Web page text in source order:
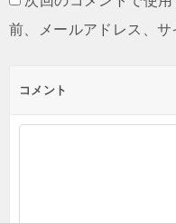
前、メールアドレス、サ
コメント